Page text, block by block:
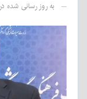
به روز رسانی شده در